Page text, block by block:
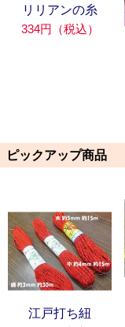
リリアンの糸
334円（税込）
ピックアップ商品
江戸打ち紐